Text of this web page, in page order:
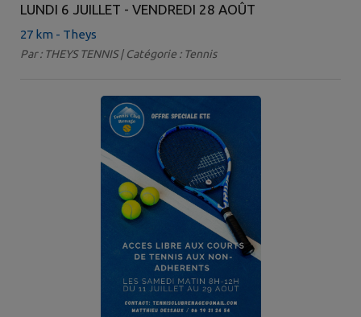
LUNDI 6 JUILLET - VENDREDI 28 AOÛT
27 km - Theys
Par : THEYS TENNIS | Catégorie : Tennis